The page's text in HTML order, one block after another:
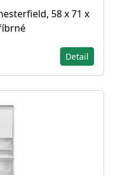
58 x 71 x
Detail